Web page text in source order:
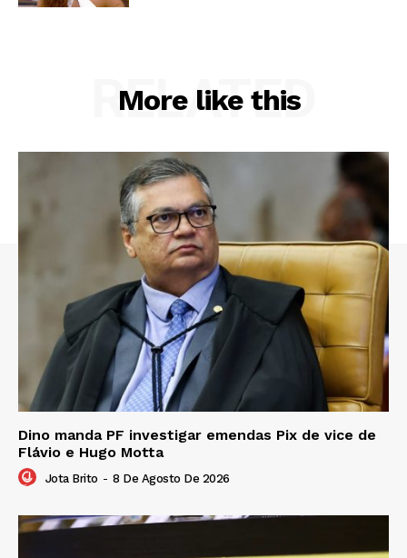
More like this
RELATED
Dino manda PF investigar emendas Pix de vice de
Flávio e Hugo Motta
Jota Brito - 8 De Agosto De 2026